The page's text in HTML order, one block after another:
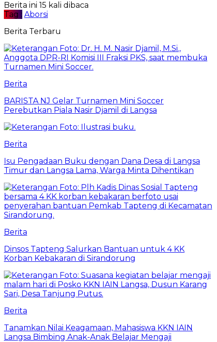
Berita ini 15 kali dibaca
Tag : Aborsi
Berita Terbaru
Berita
BARISTA NJ Gelar Turnamen Mini Soccer
Perebutkan Piala Nasir Djamil di Langsa
Berita
Isu Pengadaan Buku dengan Dana Desa di Langsa
Timur dan Langsa Lama, Warga Minta Dihentikan
Berita
Dinsos Tapteng Salurkan Bantuan untuk 4 KK
Korban Kebakaran di Sirandorung
Berita
Tanamkan Nilai Keagamaan, Mahasiswa KKN IAIN
Langsa Bimbing Anak-Anak Belajar Mengaji